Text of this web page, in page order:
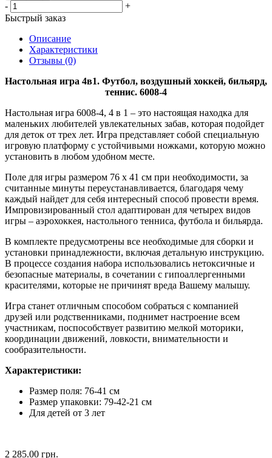
-
+
Быстрый заказ
Описание
Характеристики
Отзывы (0)
Настольная игра 4в1. Футбол, воздушный хоккей, бильярд,
теннис. 6008-4
Настольная игра 6008-4, 4 в 1 – это настоящая находка для
маленьких любителей увлекательных забав, которая подойдет
для деток от трех лет. Игра представляет собой специальную
игровую платформу с устойчивыми ножками, которую можно
установить в любом удобном месте.
Поле для игры размером 76 х 41 см при необходимости, за
считанные минуты переустанавливается, благодаря чему
каждый найдет для себя интересный способ провести время.
Импровизированный стол адаптирован для четырех видов
игры – аэрохоккея, настольного тенниса, футбола и бильярда.
В комплекте предусмотрены все необходимые для сборки и
установки принадлежности, включая детальную инструкцию.
В процессе создания набора использовались нетоксичные и
безопасные материалы, в сочетании с гипоаллергенными
красителями, которые не причинят вреда Вашему малышу.
Игра станет отличным способом собраться с компанией
друзей или родственниками, поднимет настроение всем
участникам, поспособствует развитию мелкой моторики,
координации движений, ловкости, внимательности и
сообразительности.
Характеристики:
Размер поля: 76-41 см
Размер упаковки: 79-42-21 см
Для детей от 3 лет
2 285.00 грн.